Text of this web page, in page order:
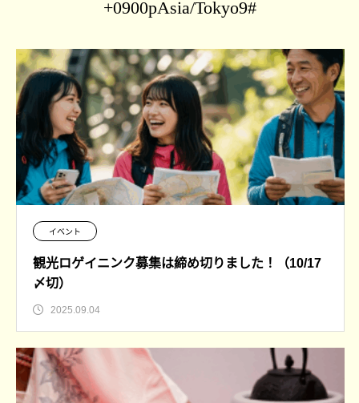
+0900pAsia/Tokyo9#
イベント
観光ロゲイニンク募集は締め切りました！（10/17
〆切）
2025.09.04